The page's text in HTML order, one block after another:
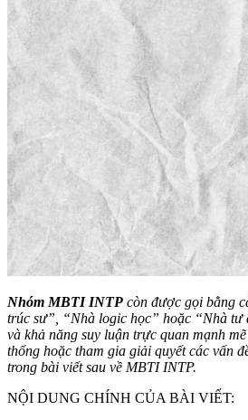
Nhóm MBTI INTP còn được gọi bằng
trúc sư”, “Nhà logic học” hoặc “Nhà tư
và khả năng suy luận trực quan mạnh
thống hoặc tham gia giải quyết các vấn
trong bài viết sau về MBTI INTP.
NỘI DUNG CHÍNH CỦA BÀI VIẾT: